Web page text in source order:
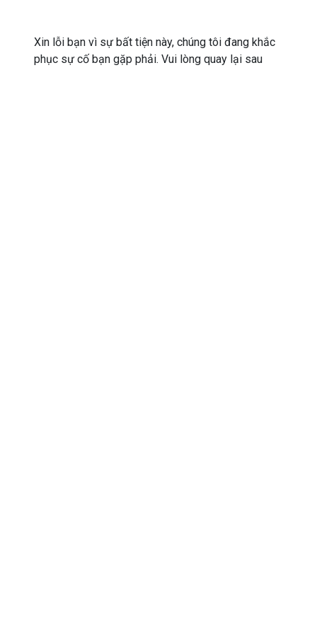
Xin lỗi bạn vì sự bất tiện này, chúng tôi đang khắc
phục sự cố bạn gặp phải. Vui lòng quay lại sau